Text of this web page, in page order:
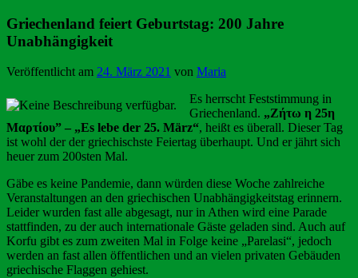
Griechenland feiert Geburtstag: 200 Jahre
Unabhängigkeit
Veröffentlicht am 24. März 2021 von Maria
Es herrscht Feststimmung in
Griechenland. „Ζήτω η 25η
Μαρτίου” – „Es lebe der 25. März“, heißt es überall. Dieser Tag
ist wohl der der griechischste Feiertag überhaupt. Und er jährt sich
heuer zum 200sten Mal.
Gäbe es keine Pandemie, dann würden diese Woche zahlreiche
Veranstaltungen an den griechischen Unabhängigkeitstag erinnern.
Leider wurden fast alle abgesagt, nur in Athen wird eine Parade
stattfinden, zu der auch internationale Gäste geladen sind. Auch auf
Korfu gibt es zum zweiten Mal in Folge keine „Parelasi“, jedoch
werden an fast allen öffentlichen und an vielen privaten Gebäuden
griechische Flaggen gehiest.